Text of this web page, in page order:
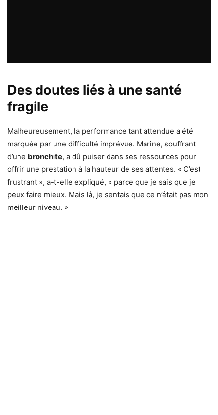
Des doutes liés à une santé
fragile
Malheureusement, la performance tant attendue a été
marquée par une difficulté imprévue. Marine, souffrant
d’une bronchite, a dû puiser dans ses ressources pour
offrir une prestation à la hauteur de ses attentes. « C’est
frustrant », a-t-elle expliqué, « parce que je sais que je
peux faire mieux. Mais là, je sentais que ce n’était pas mon
meilleur niveau. »